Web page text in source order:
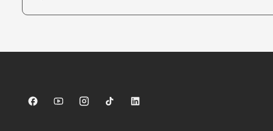
Sparkasse auf Facebook
Sparkasse auf Youtube
Sparkasse auf Instagram
Sparkasse auf TikTok
Sparkasse auf LinkedIn